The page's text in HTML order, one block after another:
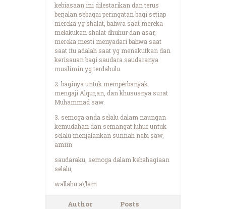
kebiasaan ini dilestarikan dan terus
berjalan sebagai peringatan bagi setiap
mereka yg shalat, bahwa saat mereka
melakukan shalat dhuhur dan asar,
mereka mesti menyadari bahwa saat
saat itu adalah saat yg menakutkan dan
kerisauan bagi saudara saudaranya
muslimin yg terdahulu.
2. baginya untuk memperbanyak
mengaji Alqur,an, dan khususnya surat
Muhammad saw.
3. semoga anda selalu dalam naungan
kemudahan dan semangat luhur untuk
selalu menjalankan sunnah nabi saw,
amiin
saudaraku, semoga dalam kebahagiaan
selalu,
wallahu a\’lam
Author Posts